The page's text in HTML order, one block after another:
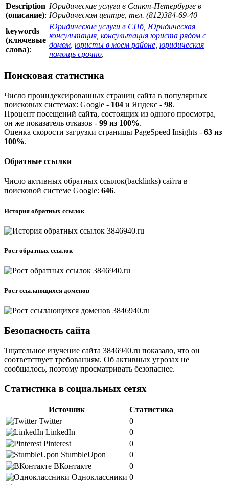
Description
(описание):
Юридические услуги в Санкт-Петербурге в
Юридическом центре, тел. (812)384-69-40
keywords
(ключевые
слова):
Юридические услуги в СПб, Юридическая
консультация консультация юриста рядом с
домом юристы в моем районе юридическая
помощь срочно
Поисковая статистика
Число проиндексированных страниц сайта в популярных
поисковых системах: Google - 104 и Яндекс - 98.
Процент посещений сайта, состоящих из одного просмотра,
он же показатель отказов - 99 из 100%.
Оценка скорости загрузки страницы PageSpeed Insights - 63 из
100%.
Обратные ссылки
Число активных обратных ссылок(backlinks) сайта в
поисковой системе Google: 646.
История обратных ссылок
Рост обратных ссылок
Рост ссылающихся доменов
Безопасность сайта
Тщательное изучение сайта 3846940.ru показало, что он
соответствует требованиям. Об активных угрозах не
сообщалось, поэтому просматривать безопаснее.
Статистика в социальных сетях
Источник
Статистика
Twitter
0
LinkedIn
0
Pinterest
0
StumbleUpon
0
ВКонтакте
0
Одноклассники 0